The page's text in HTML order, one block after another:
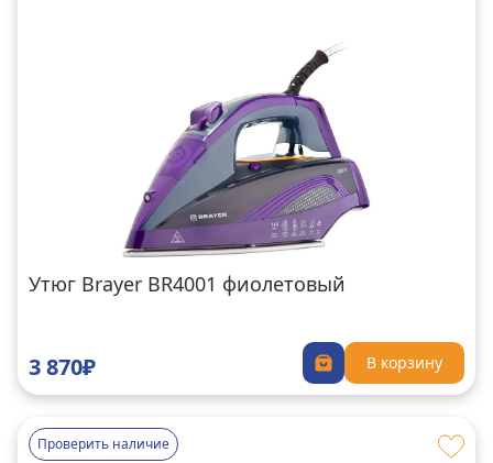
Утюг Brayer BR4001 фиолетовый
3 870₽ В корзину
Проверить наличие